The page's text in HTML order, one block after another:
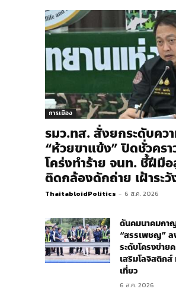
การเมือง
รมว.ทส. สั่งยกระดับคว
“ห้วยขาแข้ง” ปิดชั่วคร
โคร่งทำร้าย จนท. ชี้ฝีมื
ติดกล้องดักถ่าย เฝ้าระวั
ThaitabloidPolitics - 6 ส.ค. 2026
ดันคมนาคมกา
“สรรเพชญ”
ระดับโครงข่า
เสริมโลจิสติก
เที่ยว
6 ส.ค. 2026